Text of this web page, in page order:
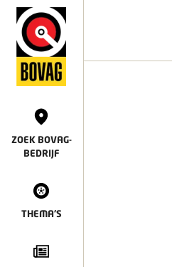
ZOEK BOVAG-
BEDRIJF
THEMA'S